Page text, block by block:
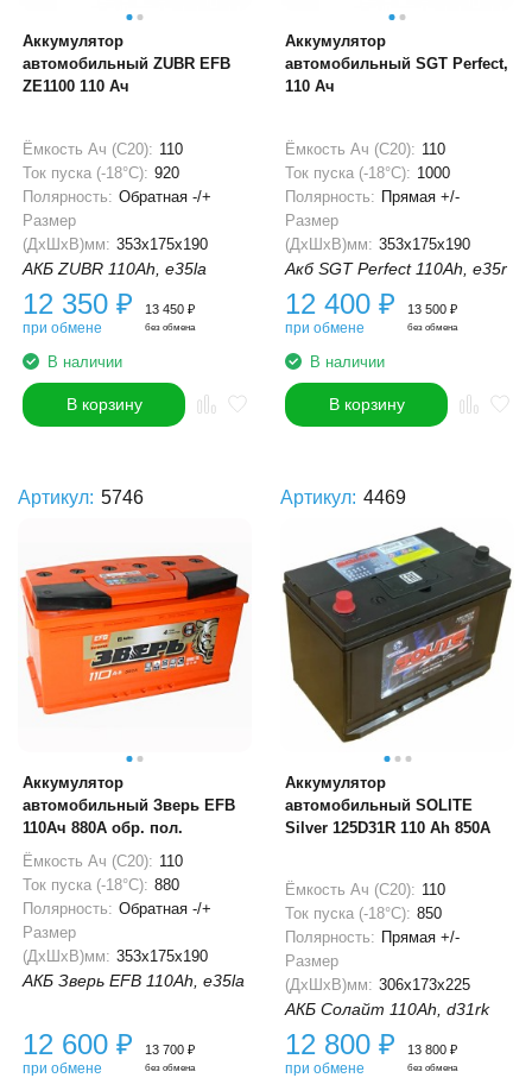
Аккумулятор
автомобильный ZUBR EFB
ZE1100 110 Ач
Ёмкость Ач (С20): 110
Ток пуска (-18°С): 920
Полярность: Обратная -/+
Размер
(ДхШхВ)мм: 353x175x190
АКБ ZUBR 110Ah, e35la
12 350 ₽
при обмене
13 450 ₽
без обмена
В наличии
В корзину
Аккумулятор
автомобильный SGT Perfect,
110 Ач
Ёмкость Ач (С20): 110
Ток пуска (-18°С): 1000
Полярность: Прямая +/-
Размер
(ДхШхВ)мм: 353x175x190
Акб SGT Perfect 110Ah, e35r
12 400 ₽
при обмене
13 500 ₽
без обмена
В наличии
В корзину
Артикул: 5746
Аккумулятор
автомобильный Зверь EFB
110Ач 880A обр. пол.
Ёмкость Ач (С20): 110
Ток пуска (-18°С): 880
Полярность: Обратная -/+
Размер
(ДхШхВ)мм: 353x175x190
АКБ Зверь EFB 110Ah, e35la
12 600 ₽
при обмене
13 700 ₽
без обмена
Артикул: 4469
Аккумулятор
автомобильный SOLITE
Silver 125D31R 110 Ah 850А
Ёмкость Ач (С20): 110
Ток пуска (-18°С): 850
Полярность: Прямая +/-
Размер
(ДхШхВ)мм: 306x173x225
АКБ Солайт 110Ah, d31rk
12 800 ₽
при обмене
13 800 ₽
без обмена